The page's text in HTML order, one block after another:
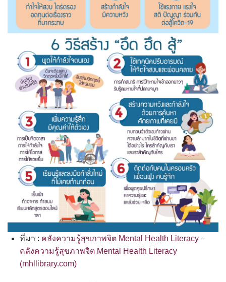
ที่มา : คลังความรู้สุขภาพจิต Mental Health Literacy –
คลังความรู้สุขภาพจิต Mental Health Literacy
(mhllibrary.com)